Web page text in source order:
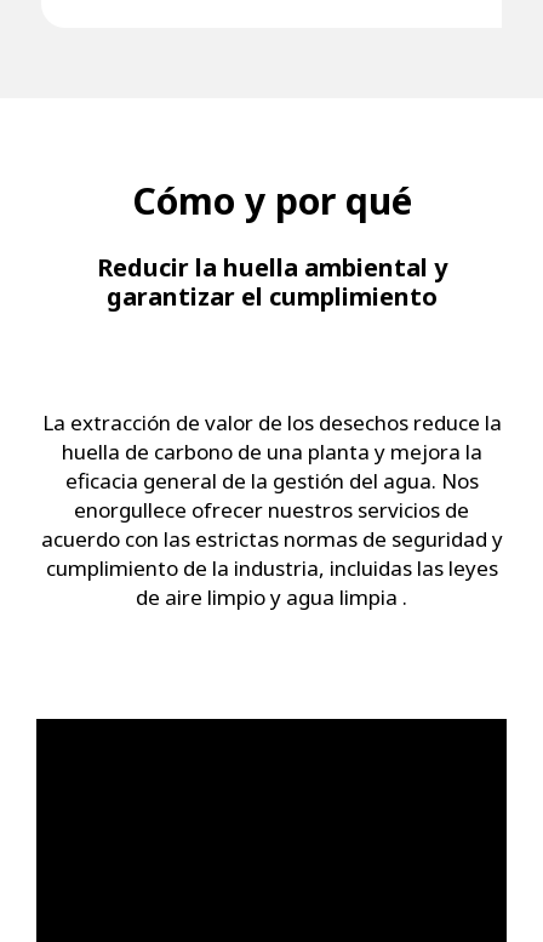
Cómo y por qué
Reducir la huella ambiental y
garantizar el cumplimiento
La extracción de valor de los desechos reduce la
huella de carbono de una planta y mejora la
eficacia general de la gestión del agua. Nos
enorgullece ofrecer nuestros servicios de
acuerdo con las estrictas normas de seguridad y
cumplimiento de la industria, incluidas las leyes
de aire limpio y agua limpia .